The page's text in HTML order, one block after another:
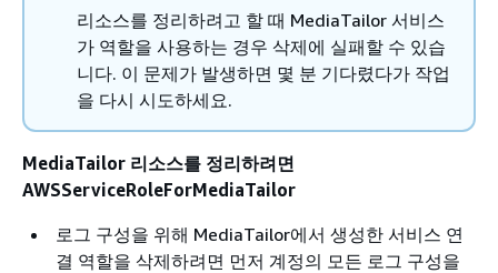
리소스를 정리하려고 할 때 MediaTailor 서비스
가 역할을 사용하는 경우 삭제에 실패할 수 있습
니다. 이 문제가 발생하면 몇 분 기다렸다가 작업
을 다시 시도하세요.
MediaTailor 리소스를 정리하려면
AWSServiceRoleForMediaTailor
로그 구성을 위해 MediaTailor에서 생성한 서비스 연
결 역할을 삭제하려면 먼저 계정의 모든 로그 구성을